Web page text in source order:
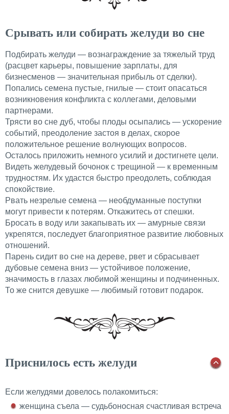
Срывать или собирать желуди во сне
Подбирать желуди ­— вознаграждение за тяжелый труд
(расцвет карьеры, повышение зарплаты, для
бизнесменов — значительная прибыль от сделки).
Попались семена пустые, гнилые — стоит опасаться
возникновения конфликта с коллегами, деловыми
партнерами.
Трясти во сне дуб, чтобы плоды осыпались — ускорение
событий, преодоление застоя в делах, скорое
положительное решение волнующих вопросов.
Осталось приложить немного усилий и достигнете цели.
Видеть желудевый бочонок с трещиной — к временным
трудностям. Их удастся быстро преодолеть, соблюдая
спокойствие.
Рвать незрелые семена — необдуманные поступки
могут привести к потерям. Откажитесь от спешки.
Бросать в воду или закапывать их — амурные связи
укрепятся, последует благоприятное развитие любовных
отношений.
Парень сидит во сне на дереве, рвет и сбрасывает
дубовые семена вниз — устойчивое положение,
значимость в глазах любимой женщины и подчиненных.
То же снится девушке — любимый готовит подарок.
Приснилось есть желуди
Если желудями довелось полакомиться:
женщина съела — судьбоносная счастливая встреча